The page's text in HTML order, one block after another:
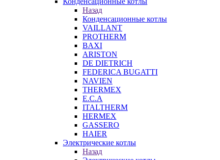
Назад
Конденсационные котлы
VAILLANT
PROTHERM
BAXI
ARISTON
DE DIETRICH
FEDERICA BUGATTI
NAVIEN
THERMEX
E.C.A
ITALTHERM
HERMEX
GASSERO
HAIER
Электрические котлы
Назад